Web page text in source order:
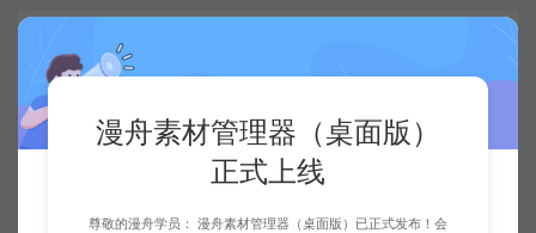
立即下载
漫舟素材管理器（桌面版）
正式上线
尊敬的漫舟学员： 漫舟素材管理器（桌面版）已正式发布！会